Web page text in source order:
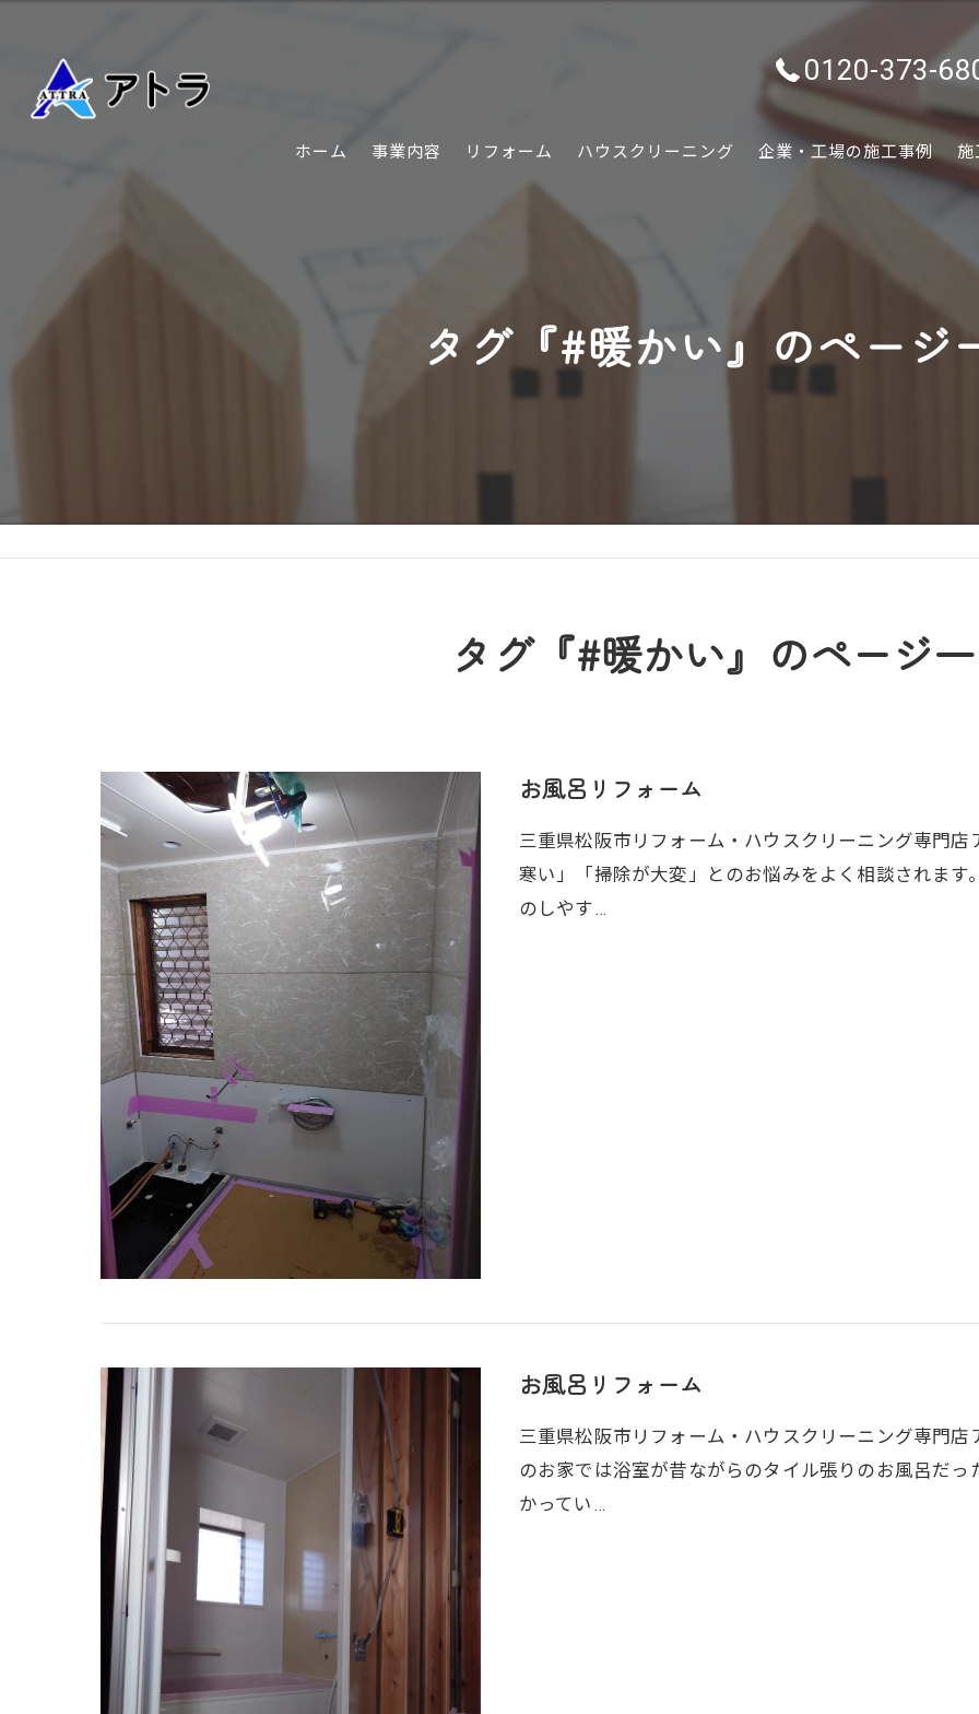
0120-373-
ホーム 事業内容 リフォーム
外装
ハウスクリーニング 企業・工場の施工事例 施
タグ『#暖かい』のページ
タグ『#暖かい』のページ
お風呂リフォーム
三重県松阪市リフォーム・ハウスクリーニング専門
寒い」「掃除が大変」とのお悩みをよく相談されま
のしやす…
お風呂リフォーム
三重県松阪市リフォーム・ハウスクリーニング専門
のお家では浴室が昔ながらのタイル張りのお風呂だ
かってい…